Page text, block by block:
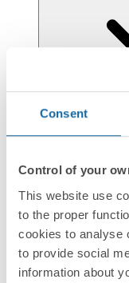
Consent
Control of your
This website use
to the proper
cookies to analyse
to provide social
information about